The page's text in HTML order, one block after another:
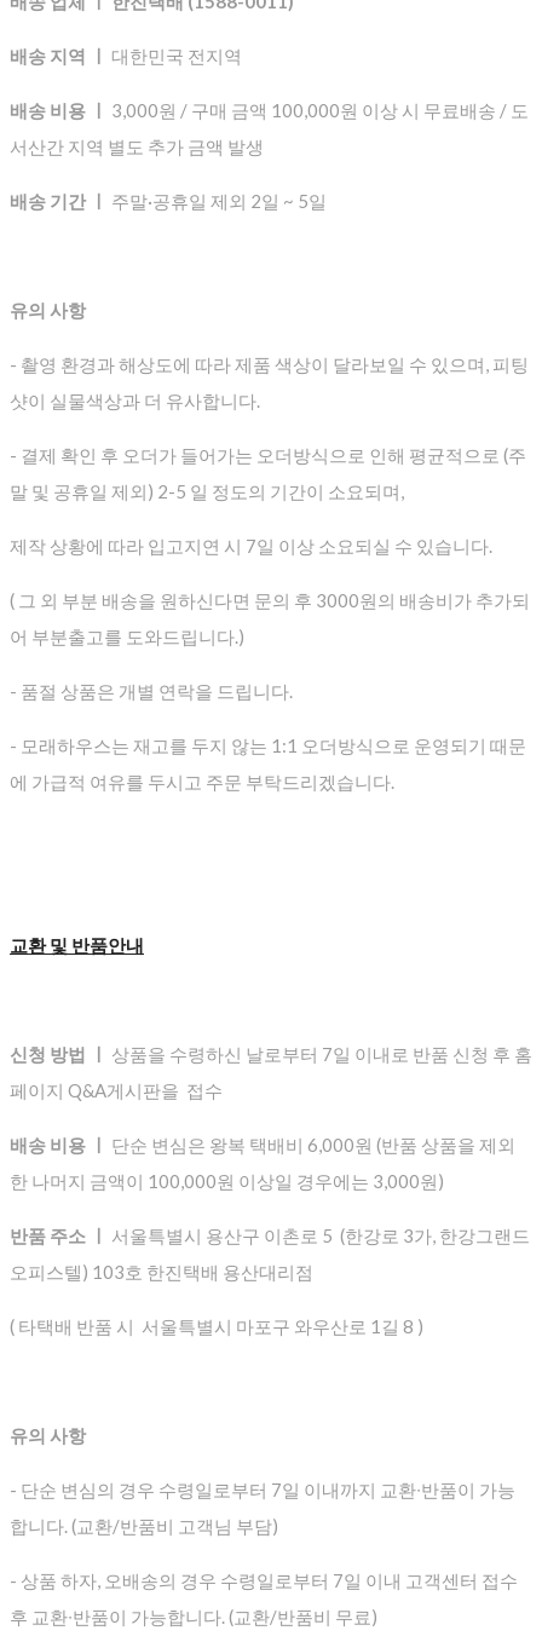
배송 지역 ㅣ 대한민국 전지역
배송 비용 ㅣ 3,000원 / 구매 금액 100,000원 이상 시 무료배송 / 도
서산간 지역 별도 추가 금액 발생
배송 기간 ㅣ 주말·공휴일 제외 2일 ~ 5일
유의 사항
- 촬영 환경과 해상도에 따라 제품 색상이 달라보일 수 있으며, 피팅
샷이 실물색상과 더 유사합니다.
- 결제 확인 후 오더가 들어가는 오더방식으로 인해 평균적으로 (주
말 및 공휴일 제외) 2-5 일 정도의 기간이 소요되며,
제작 상황에 따라 입고지연 시 7일 이상 소요되실 수 있습니다.
( 그 외 부분 배송을 원하신다면 문의 후 3000원의 배송비가 추가되
어 부분출고를 도와드립니다.)
- 품절 상품은 개별 연락을 드립니다.
- 모래하우스는 재고를 두지 않는 1:1 오더방식으로 운영되기 때문
에 가급적 여유를 두시고 주문 부탁드리겠습니다.
교환 및 반품안내
신청 방법 ㅣ 상품을 수령하신 날로부터 7일 이내로 반품 신청 후 홈
페이지 Q&A게시판을 접수
배송 비용 ㅣ
단순 변심은 왕복 택배비 6,000원 (반품 상품을 제외
한 나머지 금액이 100,000원 이상일 경우에는 3,000원)
반품 주소 ㅣ 서울특별시 용산구 이촌로 5 (한강로 3가, 한강그랜드
오피스텔) 103호 한진택배 용산대리점
( 타택배 반품 시 서울특별시 마포구 와우산로 1길 8 )
유의 사항
- 단순 변심의 경우 수령일로부터 7일 이내까지 교환∙반품이 가능
합니다. (교환/반품비 고객님 부담)
- 상품 하자, 오배송의 경우 수령일로부터 7일 이내 고객센터 접수
후 교환∙반품이 가능합니다. (교환/반품비 무료)